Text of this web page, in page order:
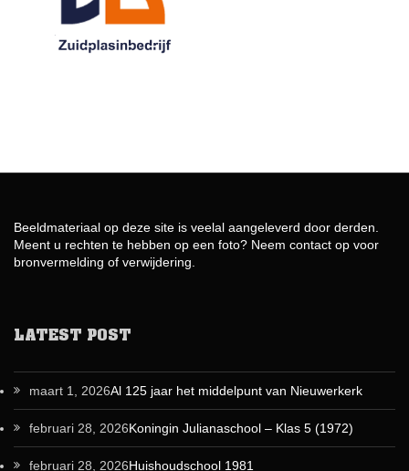
Beeldmateriaal op deze site is veelal aangeleverd door derden.
Meent u rechten te hebben op een foto? Neem contact op voor
bronvermelding of verwijdering.
LATEST POST
Al 125 jaar het middelpunt van Nieuwerkerk
maart 1, 2026
Koningin Julianaschool – Klas 5 (1972)
februari 28, 2026
Huishoudschool 1981
februari 28, 2026